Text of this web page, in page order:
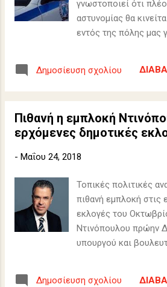
γνωστοποιεί ότι
αστυνομίας θα
εντός της πόλης μας
Δημοσίευση σχολίου
Πιθανή η εμπλοκή
ερχόμενες δημοτικές
- Μαΐου 24, 2018
Τοπικές πολιτικές
πιθανή εμπλοκή στις
εκλογές του
Ντινόπουλου πρώην
υπουργού και
Δημοσίευση σχολίου